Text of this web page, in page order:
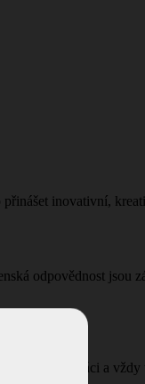
inovativní,
odpovědnost jsou
spolupráci a